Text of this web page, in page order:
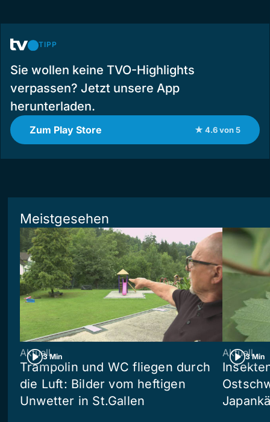
TIPP
Sie wollen keine TVO-Highlights
verpassen? Jetzt unsere App
herunterladen.
Zum Play Store ★ 4.6 von 5
Meistgesehen
3 Min
Aktuell
Trampolin und WC fliegen durch
die Luft: Bilder vom heftigen
Unwetter in St.Gallen
3 Min
Aktuell